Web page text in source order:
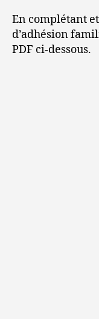
En complétant
d’adhésion
PDF ci-dessous.